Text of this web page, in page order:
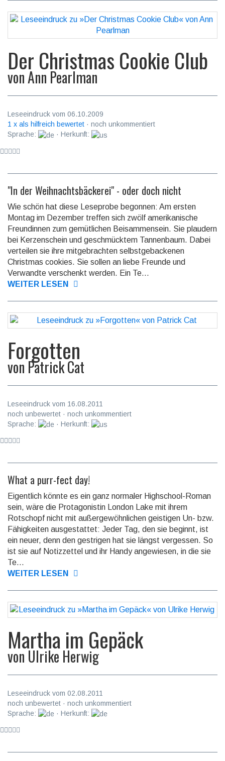
Der Christmas Cookie Club
vonAnn Pearlman
Leseeindruck vom 06.10.2009
1 x als hilfreich bewertet · noch unkommentiert
Sprache:
· Herkunft:
"In der Weihnachtsbäckerei" - oder doch nicht
Wie schön hat diese Leseprobe begonnen: Am ersten
Montag im Dezember treffen sich zwölf amerikanische
Freundinnen zum gemütlichen Beisammensein. Sie plaudern
bei Kerzenschein und geschmücktem Tannenbaum. Dabei
verteilen sie ihre mitgebrachten selbstgebackenen
Christmas cookies. Sie sollen an liebe Freunde und
Verwandte verschenkt werden. Ein Te...
WEITER LESEN
Forgotten
von Patrick Cat
Leseeindruck vom 16.08.2011
noch unbewertet · noch unkommentiert
Sprache:
· Herkunft:
What a purr-fect day!
Eigentlich könnte es ein ganz normaler Highschool-Roman
sein, wäre die Protagonistin London Lake mit ihrem
Rotschopf nicht mit außergewöhnlichen geistigen Un- bzw.
Fähigkeiten ausgestattet: Jeder Tag, den sie beginnt, ist
ein neuer, denn den gestrigen hat sie längst vergessen. So
ist sie auf Notizzettel und ihr Handy angewiesen, in die sie
Te...
WEITER LESEN
Martha im Gepäck
von Ulrike Herwig
Leseeindruck vom 02.08.2011
noch unbewertet · noch unkommentiert
Sprache:
· Herkunft: